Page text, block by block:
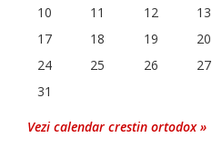
10
11 12 13
17
18 19 20
24
25 26 27
31
Vezi calendar crestin ortodox »